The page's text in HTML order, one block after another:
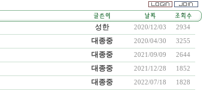
성한 2020/12/03 2934
대종중 2020/04/30 3255
대종중 2021/09/09 2644
대종중 2021/12/28 1852
대종중 2022/07/18 1828